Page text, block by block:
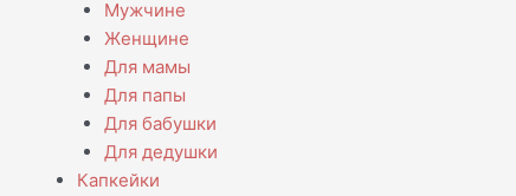
Мужчине
Женщине
Для мамы
Для папы
Для бабушки
Для дедушки
Капкейки